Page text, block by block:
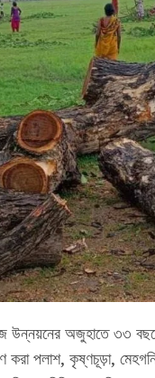
উন্নয়নের অজুহাতে ৩৩
করা পলাশ, কৃষ্ণচূড়া,